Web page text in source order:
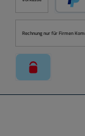
Rechnung nur für Firmen